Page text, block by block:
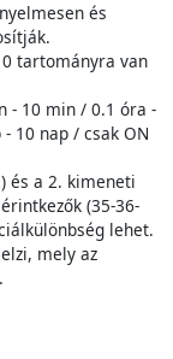
és
tartományra van
- 10 min / 0.1 óra -
10 nap / csak ON
és a 2. kimeneti
(35-36-
lehet.
mely az